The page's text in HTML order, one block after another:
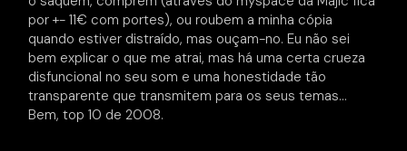
por +- 11€ com portes), ou roubem a minha cópia
quando estiver distraído, mas ouçam-no. Eu não sei
bem explicar o que me atrai, mas há uma certa crueza
disfuncional no seu som e uma honestidade tão
transparente que transmitem para os seus temas…
Bem, top 10 de 2008.